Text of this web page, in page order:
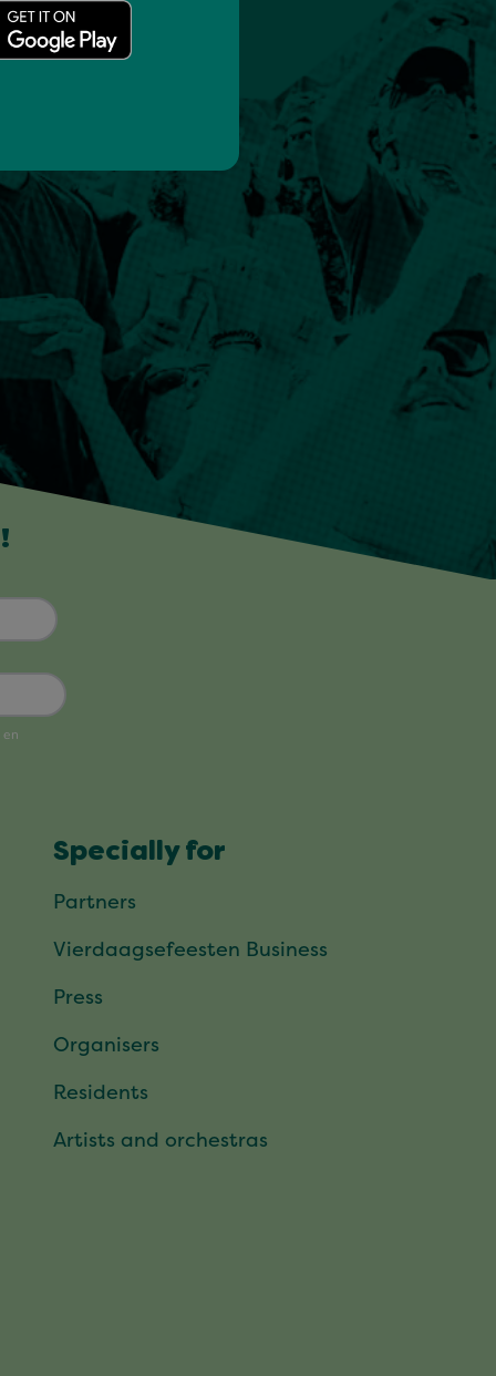
Specially for
Partners
Vierdaagsefeesten Business
Press
Organisers
Residents
Artists and orchestras